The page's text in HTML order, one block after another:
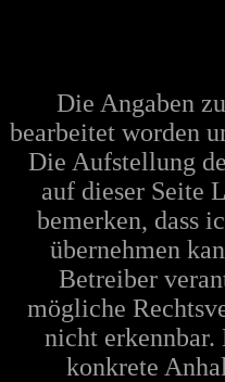
Die Angaben
bearbeitet worden
Die Aufstellung
auf dieser Seite
bemerken, dass
übernehmen
Betreiber
mögliche
nicht
konkrete